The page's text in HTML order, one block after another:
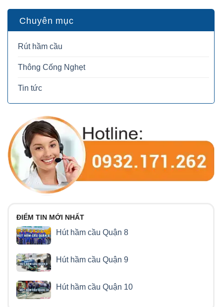
Chuyên mục
Rút hầm cầu
Thông Cống Nghẹt
Tin tức
ĐIỂM TIN MỚI NHẤT
Hút hầm cầu Quận 8
Hút hầm cầu Quận 9
Hút hầm cầu Quận 10